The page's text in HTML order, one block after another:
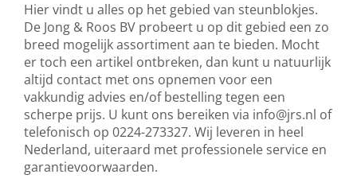
Hier vindt u alles op het gebied van steunblokjes.
De Jong & Roos BV probeert u op dit gebied een zo
breed mogelijk assortiment aan te bieden. Mocht
er toch een artikel ontbreken, dan kunt u natuurlijk
altijd contact met ons opnemen voor een
vakkundig advies en/of bestelling tegen een
scherpe prijs. U kunt ons bereiken via info@jrs.nl of
telefonisch op 0224-273327. Wij leveren in heel
Nederland, uiteraard met professionele service en
garantievoorwaarden.